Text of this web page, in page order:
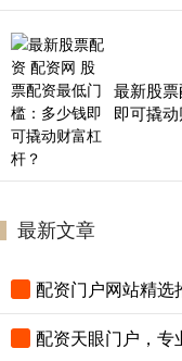
最新股
即可撬
最新文章
配资门户网站精选
配资天眼门户，专